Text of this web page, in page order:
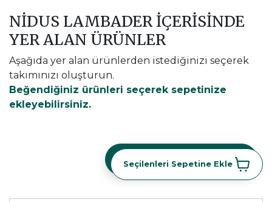
NIDUS LAMBADER İÇERİSİNDE
YER ALAN ÜRÜNLER
Aşağıda yer alan ürünlerden istediğinizi seçerek
takımınızı oluşturun.
Beğendiğiniz ürünleri seçerek sepetinize
ekleyebilirsiniz.
Seçilenleri Sepetine Ekle
Seçilenleri Sepetine Ekle